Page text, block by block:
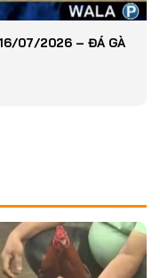
16/07/2026 – ĐÁ GÀ